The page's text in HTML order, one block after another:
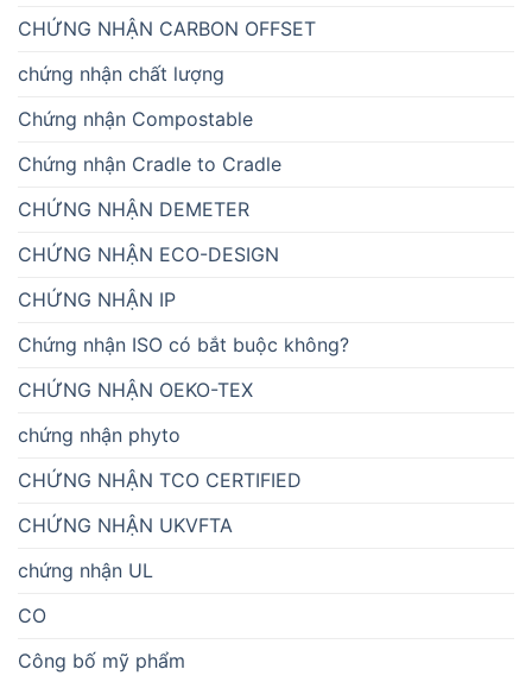
CHỨNG NHẬN CARBON OFFSET
chứng nhận chất lượng
Chứng nhận Compostable
Chứng nhận Cradle to Cradle
CHỨNG NHẬN DEMETER
CHỨNG NHẬN ECO-DESIGN
CHỨNG NHẬN IP
Chứng nhận ISO có bắt buộc không?
CHỨNG NHẬN OEKO-TEX
chứng nhận phyto
CHỨNG NHẬN TCO CERTIFIED
CHỨNG NHẬN UKVFTA
chứng nhận UL
CO
Công bố mỹ phẩm